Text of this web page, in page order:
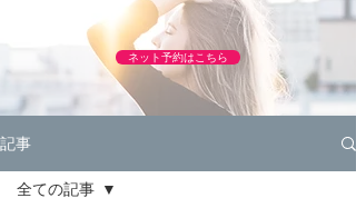
ネット予約はこちら
記事
全ての記事